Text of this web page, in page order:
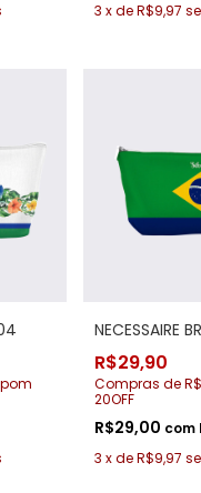
3 xdeR$9,97
NECESSAIRE
R$29,90
Compras de
20OFF
R$29,00 com
3 xdeR$9,97